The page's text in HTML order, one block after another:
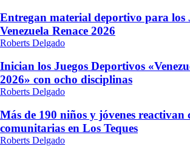
Entregan material deportivo para los
Venezuela Renace 2026
Roberts Delgado
Inician los Juegos Deportivos
2026» con ocho disciplinas
Roberts Delgado
Más de 190 niños y jóvenes reactivan
comunitarias en Los Teques
Roberts Delgado